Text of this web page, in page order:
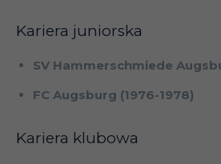
Kariera juniorska
SV Hammerschmiede
FC Augsburg (1976-1978)
Kariera klubowa